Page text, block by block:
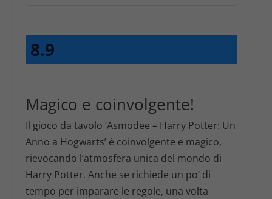
8.9
Magico e coinvolgente!
Il gioco da tavolo ‘Asmodee – Harry Potter: Un
Anno a Hogwarts’ è coinvolgente e magico,
rievocando l’atmosfera unica del mondo di
Harry Potter. Anche se richiede un po’ di
tempo per imparare le regole, una volta